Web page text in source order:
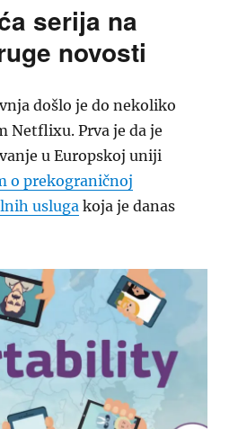
serija na
novosti
došlo je do nekoliko
Netflixu. Prva je da je
u Europskoj uniji
o prekograničnoj
usluga koja je danas